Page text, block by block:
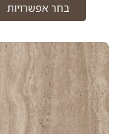
בחר אפשרויות